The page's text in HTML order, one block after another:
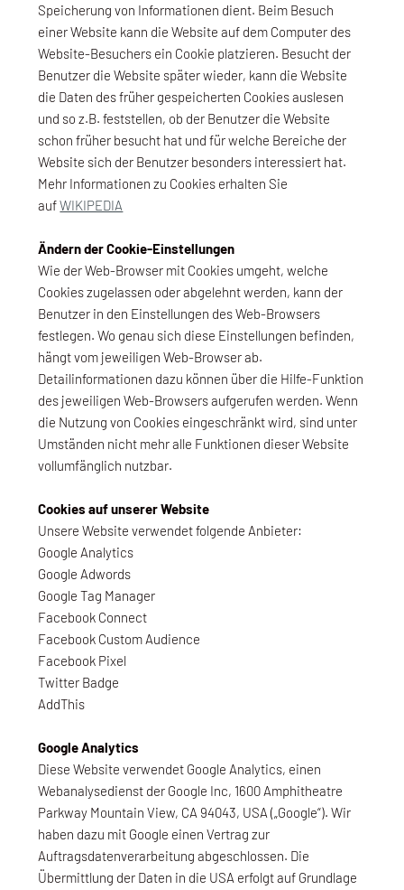
Speicherung von Informationen dient. Beim Besuch
einer Website kann die Website auf dem Computer des
Website-Besuchers ein Cookie platzieren. Besucht der
Benutzer die Website später wieder, kann die Website
die Daten des früher gespeicherten Cookies auslesen
und so z.B. feststellen, ob der Benutzer die Website
schon früher besucht hat und für welche Bereiche der
Website sich der Benutzer besonders interessiert hat.
Mehr Informationen zu Cookies erhalten Sie
aufWIKIPEDIA
Ändern der Cookie-Einstellungen
Wie der Web-Browser mit Cookies umgeht, welche
Cookies zugelassen oder abgelehnt werden, kann der
Benutzer in den Einstellungen des Web-Browsers
festlegen. Wo genau sich diese Einstellungen befinden,
hängt vom jeweiligen Web-Browser ab.
Detailinformationen dazu können über die Hilfe-Funktion
des jeweiligen Web-Browsers aufgerufen werden. Wenn
die Nutzung von Cookies eingeschränkt wird, sind unter
Umständen nicht mehr alle Funktionen dieser Website
vollumfänglich nutzbar.
Cookies auf unserer Website
Unsere Website verwendet folgende Anbieter:
Google Analytics
Google Adwords
Google Tag Manager
Facebook Connect
Facebook Custom Audience
Facebook Pixel
Twitter Badge
AddThis
Google Analytics
Diese Website verwendet Google Analytics, einen
Webanalysedienst der Google Inc, 1600 Amphitheatre
Parkway Mountain View, CA 94043, USA („Google“). Wir
haben dazu mit Google einen Vertrag zur
Auftragsdatenverarbeitung abgeschlossen. Die
Übermittlung der Daten in die USA erfolgt auf Grundlage